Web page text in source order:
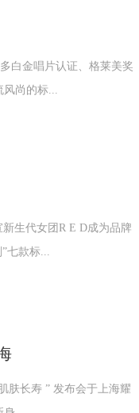
白金唱片认证、格莱美奖
尚的标...
生代女团R E D成为品牌
款标...
长寿 ” 发布会于上海耀